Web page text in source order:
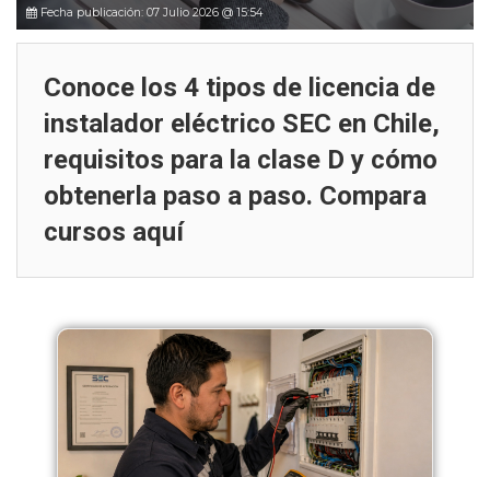
Fecha publicación: 07 Julio 2026 @ 15:54
Conoce los 4 tipos de licencia de
instalador eléctrico SEC en Chile,
requisitos para la clase D y cómo
obtenerla paso a paso. Compara
cursos aquí